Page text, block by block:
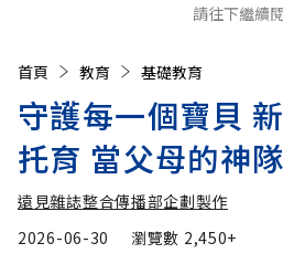
請往下繼續
首頁 教育 基礎教育
守護每一個寶貝
托育 當父母的神
遠見雜誌整合傳播部企劃製作
2026-06-30
瀏覽數 2,450+